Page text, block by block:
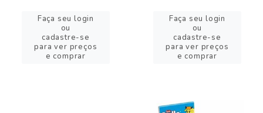
Faça seu login
ou
cadastre-se
para ver preços
e comprar
Faça seu login
ou
cadastre-se
para ver preços
e comprar